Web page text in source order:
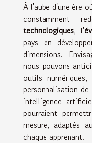
À l'aube d'une ère
constamment
technologiques, l'
pays en
dimensions.
nous pouvons
outils
personnalisation
intelligence
pourraient
mesure, adaptés
chaque apprenant.